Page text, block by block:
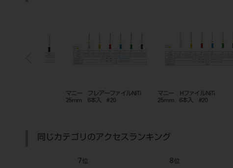
マニー フレアーファイルNiTi
25mm 6本入 #20
マニー HファイルNiTi
25mm 6本入 #20
同じカテゴリのアクセスランキング